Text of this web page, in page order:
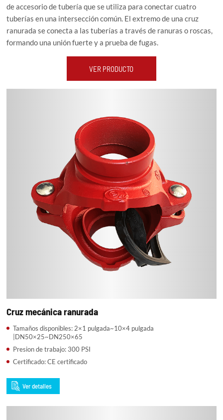
de accesorio de tubería que se utiliza para conectar cuatro
tuberías en una intersección común. El extremo de una cruz
ranurada se conecta a las tuberías a través de ranuras o roscas,
formando una unión fuerte y a prueba de fugas.
VER PRODUCTO
Cruz mecánica ranurada
Tamaños disponibles: 2×1 pulgada~10×4 pulgada
|DN50×25~DN250×65
Presion de trabajo: 300 PSI
Certificado: CE certificado
Ver detalles